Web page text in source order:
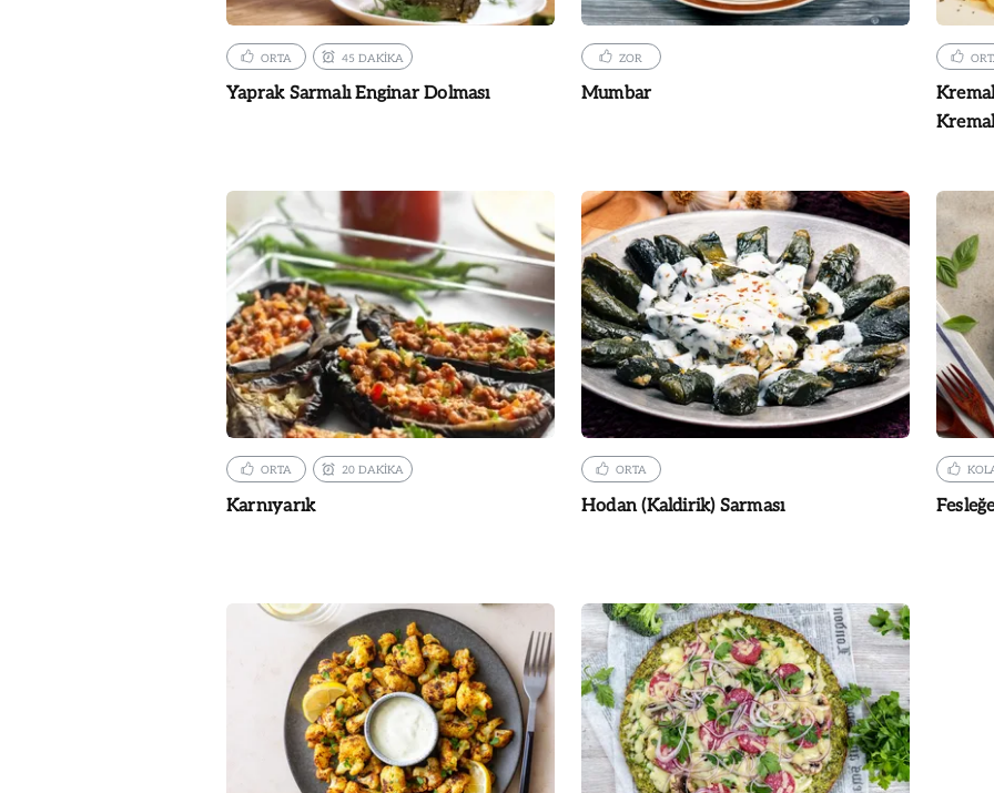
ORTA 45 DAKİKA
Yaprak Sarmalı Enginar Dolması
ZOR
Mumbar
ORTA 20 DAKİKA
Karnıyarık
ORTA
Hodan (Kaldirik) Sarması